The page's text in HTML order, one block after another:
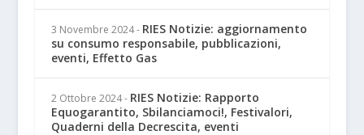
3 Novembre 2024 - RIES Notizie: aggiornamento
su consumo responsabile, pubblicazioni,
eventi, Effetto Gas
2 Ottobre 2024 - RIES Notizie: Rapporto
Equogarantito, Sbilanciamoci!, Festivalori,
Quaderni della Decrescita, eventi